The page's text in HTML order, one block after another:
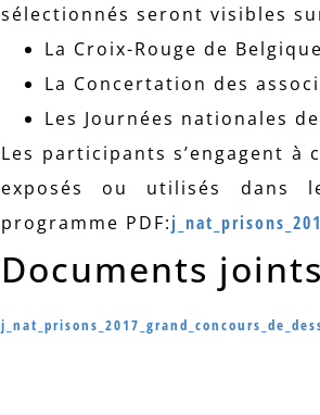
sélectionnés seront visibles
La Croix-Rouge de
La Concertation des
Les Journées nationales
Les participants s’engagent
exposés ou utilisés dans
programme PDF:
Documents joints